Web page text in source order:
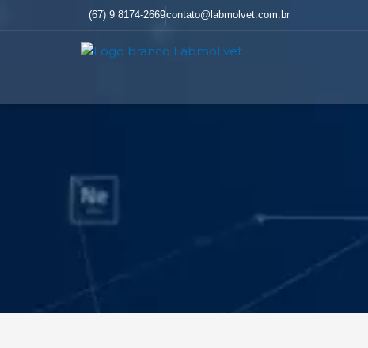
(67) 9 8174-2669contato@labmolvet.com.br